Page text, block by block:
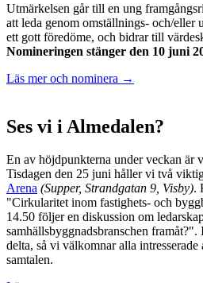
Utmärkelsen går till en ung
att leda genom omställnings- och/eller
ett gott föredöme, och bidrar till
Nomineringen stänger den 10 juni
Läs mer och nominera →
Ses vi i Almedalen?
En av höjdpunkterna under veckan är
Tisdagen den 25 juni håller vi två
Arena (Supper, Strandgatan 9, Visby).
"Cirkularitet inom fastighets- och
14.50 följer en diskussion om
samhällsbyggnadsbranschen
delta, så vi välkomnar alla
samtalen.